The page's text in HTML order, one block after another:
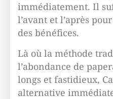
immédiatement. Il
l’avant et l’après
des bénéfices.
Là où la méthode
l’abondance de
longs et fastidieux,
alternative